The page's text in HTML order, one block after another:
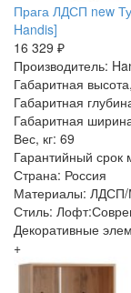
Прага ЛДСП new
Handis]
16 329 ₽
Производитель:
Габаритная
Габаритная
Габаритная
Вес, кг: 69
Гарантийный срок
Страна: Россия
Материалы:
Стиль:
Декоративные
+